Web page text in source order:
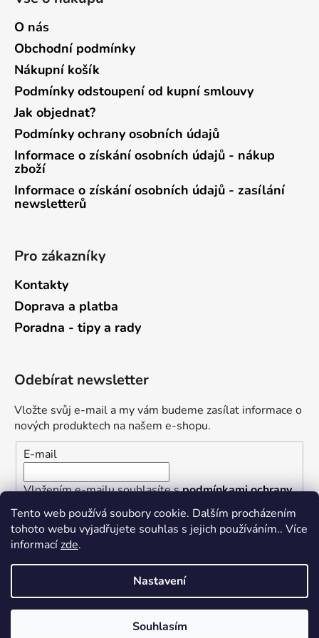
Tento web používá soubory cookie. Dalším procházením
tohoto webu vyjadřujete souhlas s jejich používáním.. Více
informacízde.
Nastavení
Souhlasím
O nás
Obchodní podmínky
Nákupní košík
Podmínky odstoupení od kupní smlouvy
Jak objednat?
Podmínky ochrany osobních údajů
Informace o získání osobních údajů - nákup
zboží
Informace o získání osobních údajů - zasílání
newsletterů
Pro zákazníky
Kontakty
Doprava a platba
Poradna - tipy a rady
Odebírat newsletter
Vložte svůj e-mail a my vám budeme zasílat informace o
nových produktech na našem e-shopu.
E-mail
Vložením e-mailu souhlasíte spodmínkami ochrany
osobních údajů
PŘIHLÁSIT SE
Vytvořil Shoptet
Železářství U Rotta